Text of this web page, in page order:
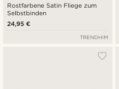
Rostfarbene Satin Fliege zum
Selbstbinden
24,95 €
TRENDHIM